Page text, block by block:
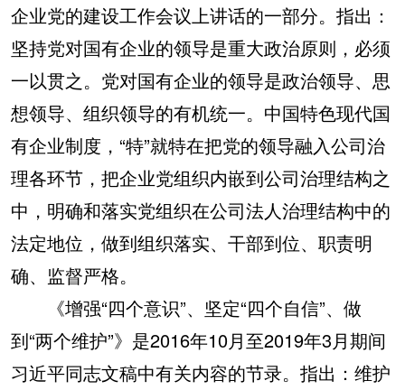
企业党的建设工作会议上讲话的一部分。指出：
坚持党对国有企业的领导是重大政治原则，必须
一以贯之。党对国有企业的领导是政治领导、思
想领导、组织领导的有机统一。中国特色现代国
有企业制度，“特”就特在把党的领导融入公司治
理各环节，把企业党组织内嵌到公司治理结构之
中，明确和落实党组织在公司法人治理结构中的
法定地位，做到组织落实、干部到位、职责明
确、监督严格。
《增强“四个意识”、坚定“四个自信”、做
到“两个维护”》是2016年10月至2019年3月期间
习近平同志文稿中有关内容的节录。指出：维护